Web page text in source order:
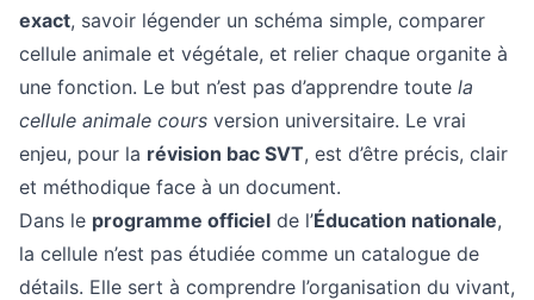
exact, savoir légender un schéma simple, comparer
cellule animale et végétale, et relier chaque organite à
une fonction. Le but n’est pas d’apprendre toute la
cellule animale cours version universitaire. Le vrai
enjeu, pour la révision bac SVT, est d’être précis, clair
et méthodique face à un document.
Dans le programme officiel de l’Éducation nationale,
la cellule n’est pas étudiée comme un catalogue de
détails. Elle sert à comprendre l’organisation du vivant,